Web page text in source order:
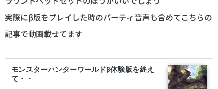
実際にβ版をプレイした時のパーティ音声も含めてこちらの
記事で動画載せてます